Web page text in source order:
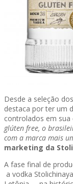
Desde a seleção
destaca por ter um
controlados em sua
glúten free, o
com a marca mais
marketing da Stoli
A fase final de
a vodka